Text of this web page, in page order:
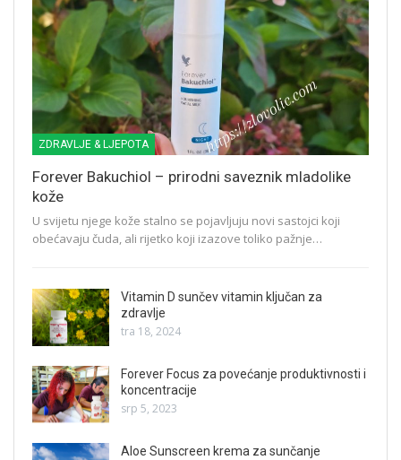
ZDRAVLJE & LJEPOTA
Forever Bakuchiol – prirodni saveznik mladolike
kože
U svijetu njege kože stalno se pojavljuju novi sastojci koji
obećavaju čuda, ali rijetko koji izazove toliko pažnje…
Vitamin D sunčev vitamin ključan za
zdravlje
tra 18, 2024
Forever Focus za povećanje produktivnosti i
koncentracije
srp 5, 2023
Aloe Sunscreen krema za sunčanje